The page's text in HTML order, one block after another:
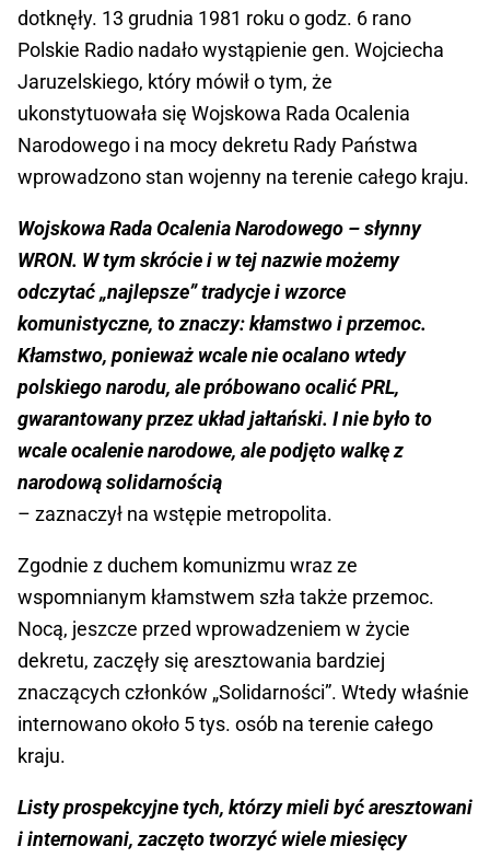
dotknęły. 13 grudnia 1981 roku o godz. 6 rano
Polskie Radio nadało wystąpienie gen. Wojciecha
Jaruzelskiego, który mówił o tym, że
ukonstytuowała się Wojskowa Rada Ocalenia
Narodowego i na mocy dekretu Rady Państwa
wprowadzono stan wojenny na terenie całego kraju.
Wojskowa Rada Ocalenia Narodowego – słynny
WRON. W tym skrócie i w tej nazwie możemy
odczytać „najlepsze” tradycje i wzorce
komunistyczne, to znaczy: kłamstwo i przemoc.
Kłamstwo, ponieważ wcale nie ocalano wtedy
polskiego narodu, ale próbowano ocalić PRL,
gwarantowany przez układ jałtański. I nie było to
wcale ocalenie narodowe, ale podjęto walkę z
narodową solidarnością
– zaznaczył na wstępie metropolita.
Zgodnie z duchem komunizmu wraz ze
wspomnianym kłamstwem szła także przemoc.
Nocą, jeszcze przed wprowadzeniem w życie
dekretu, zaczęły się aresztowania bardziej
znaczących członków „Solidarności”. Wtedy właśnie
internowano około 5 tys. osób na terenie całego
kraju.
Listy prospekcyjne tych, którzy mieli być aresztowani
i internowani, zaczęto tworzyć wiele miesięcy